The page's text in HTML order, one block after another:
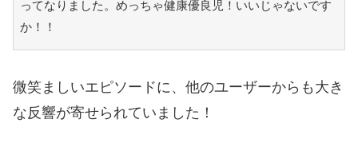
ってなりました。めっちゃ健康優良児！いいじゃないです
か！！
微笑ましいエピソードに、他のユーザーからも大き
な反響が寄せられていました！